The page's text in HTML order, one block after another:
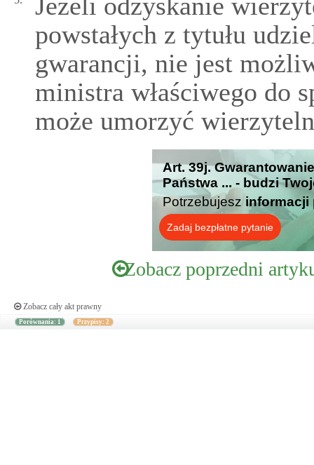
powstałych z tytułu
gwarancji, nie jest
ministra właściwego do
może umorzyć
Art. 39j.
Państwa ... - budzi
Potrzebujesz informacji
Zadaj bezpłatne pytanie
Zobacz poprzedni
Zobacz cały akt prawny
Porównania: 1 Przypisy: 2